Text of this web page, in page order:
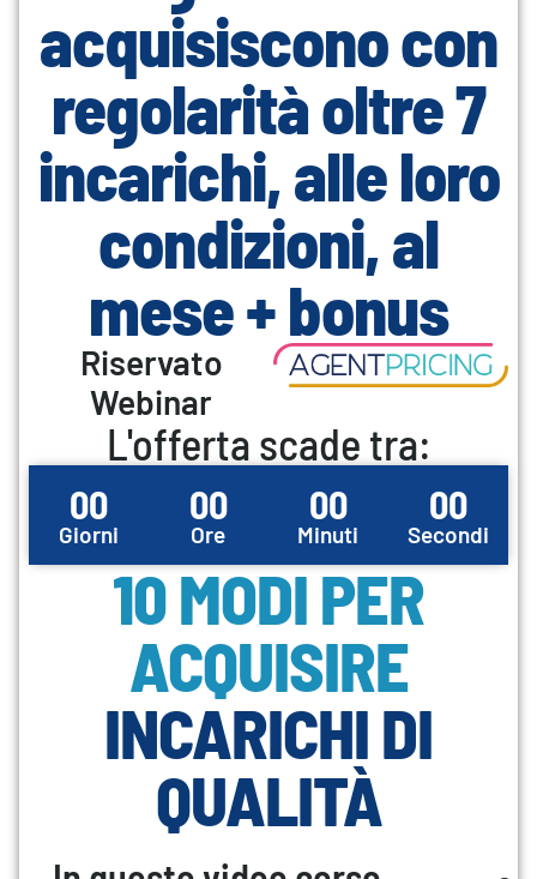
acquisiscono con
regolarità oltre 7
incarichi, alle loro
condizioni, al
mese + bonus
Riservato
Webinar
L'offerta scade tra:
00
Giorni
00
Ore
00
Minuti
00
Secondi
10 MODI PER
ACQUISIRE
INCARICHI DI
QUALITÀ